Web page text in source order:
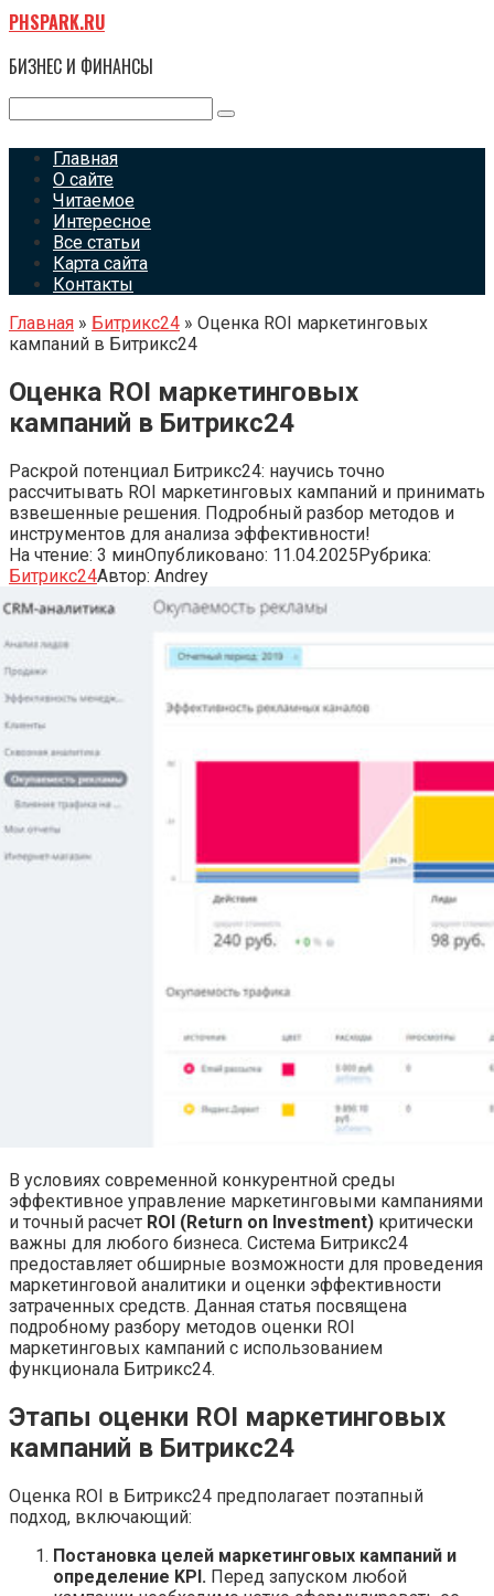
Перейти
к
контенту
PHSPARK.RU
БИЗНЕС И ФИНАНСЫ
Главная
О сайте
Читаемое
Интересное
Все статьи
Карта сайта
Контакты
Главная » Битрикс24 » Оценка ROI маркетинговых
кампаний в Битрикс24
Оценка ROI маркетинговых
кампаний в Битрикс24
Раскрой потенциал Битрикс24: научись точно
рассчитывать ROI маркетинговых кампаний и принимать
взвешенные решения. Подробный разбор методов и
инструментов для анализа эффективности!
На чтение: 3 минОпубликовано: 11.04.2025Рубрика:
Битрикс24Автор: Andrey
В условиях современной конкурентной среды
эффективное управление маркетинговыми кампаниями
и точный расчет ROI (Return on Investment) критически
важны для любого бизнеса. Система Битрикс24
предоставляет обширные возможности для проведения
маркетинговой аналитики и оценки эффективности
затраченных средств. Данная статья посвящена
подробному разбору методов оценки ROI
маркетинговых кампаний с использованием
функционала Битрикс24.
Этапы оценки ROI маркетинговых
кампаний в Битрикс24
Оценка ROI в Битрикс24 предполагает поэтапный
подход, включающий:
Постановка целей маркетинговых кампаний и
определение KPI. Перед запуском любой